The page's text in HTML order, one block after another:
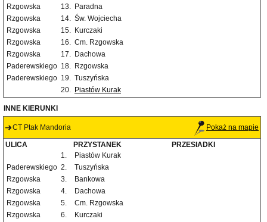
Rzgowska
13. Paradna
Rzgowska
14. Św. Wojciecha
Rzgowska
15. Kurczaki
Rzgowska
16. Cm. Rzgowska
Rzgowska
17. Dachowa
Paderewskiego 18. Rzgowska
Paderewskiego 19. Tuszyńska
20. Piastów Kurak
INNE KIERUNKI
CT Ptak Mandoria Pokaż na mapie
ULICA PRZYSTANEK
PRZESIADKI
1.
Piastów Kurak
Paderewskiego 2.
Tuszyńska
Rzgowska
3.
Bankowa
Rzgowska
4.
Dachowa
Rzgowska
5.
Cm. Rzgowska
Rzgowska
6.
Kurczaki